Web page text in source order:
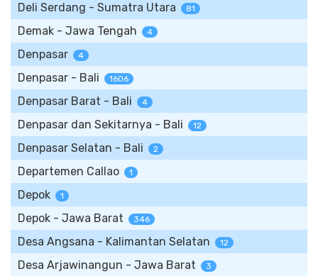
Deli Serdang - Sumatra Utara 81
Demak - Jawa Tengah 4
Denpasar 4
Denpasar - Bali 1606
Denpasar Barat - Bali 4
Denpasar dan Sekitarnya - Bali 12
Denpasar Selatan - Bali 2
Departemen Callao 1
Depok 1
Depok - Jawa Barat 346
Desa Angsana - Kalimantan Selatan 12
Desa Arjawinangun - Jawa Barat 3